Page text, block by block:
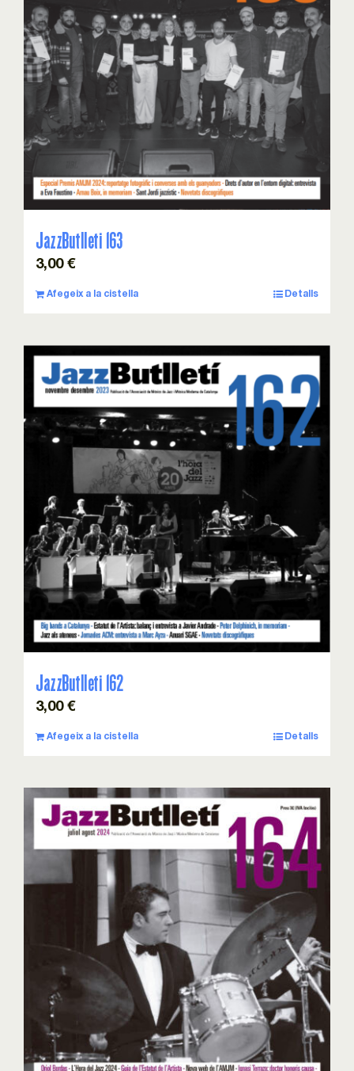
Esdeveniments
Col·laboracions
Sostenibilitat
JazzButlleti 163
3,00 €
Afegeix a la cistella Detalls
JazzButlleti 162
3,00 €
Afegeix a la cistella Detalls